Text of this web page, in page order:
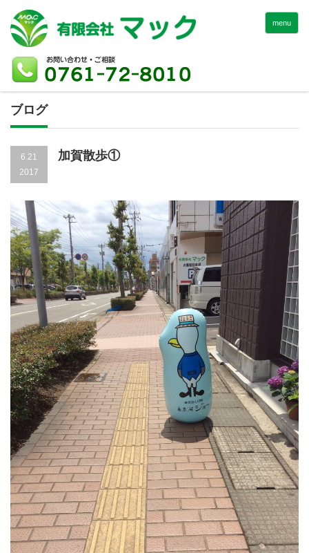
menu
ブログ
6.21
2017
加賀散歩①